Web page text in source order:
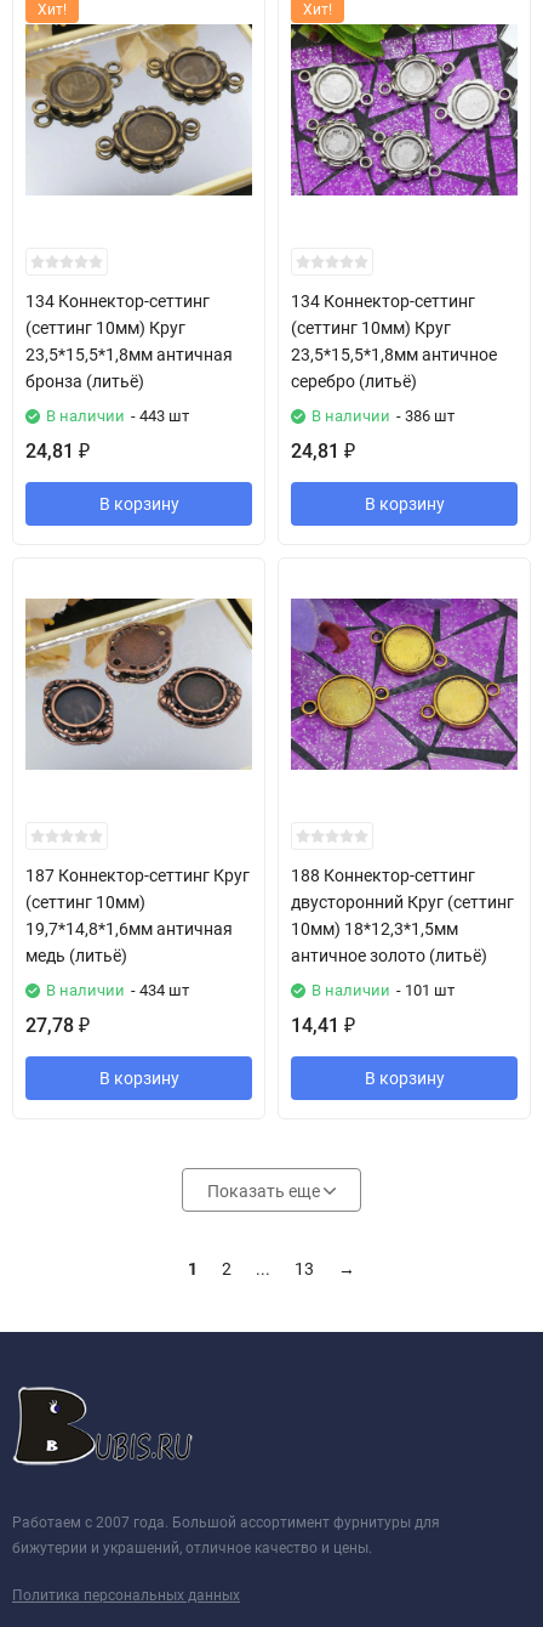
Хит!
134 Коннектор-сеттинг
(сеттинг 10мм) Круг
23,5*15,5*1,8мм античная
бронза (литьё)
В наличии - 443 шт
24,81 ₽
В корзину
Хит!
134 Коннектор-сеттинг
(сеттинг 10мм) Круг
23,5*15,5*1,8мм античное
серебро (литьё)
В наличии - 386 шт
24,81 ₽
В корзину
187 Коннектор-сеттинг Круг
(сеттинг 10мм)
19,7*14,8*1,6мм античная
медь (литьё)
В наличии - 434 шт
27,78 ₽
В корзину
188 Коннектор-сеттинг
двусторонний Круг (сеттинг
10мм) 18*12,3*1,5мм
античное золото (литьё)
В наличии - 101 шт
14,41 ₽
В корзину
Показать еще
1 2 ... 13 →
Работаем с 2007 года. Большой ассортимент фурнитуры для
бижутерии и украшений, отличное качество и цены.
Политика персональных данных